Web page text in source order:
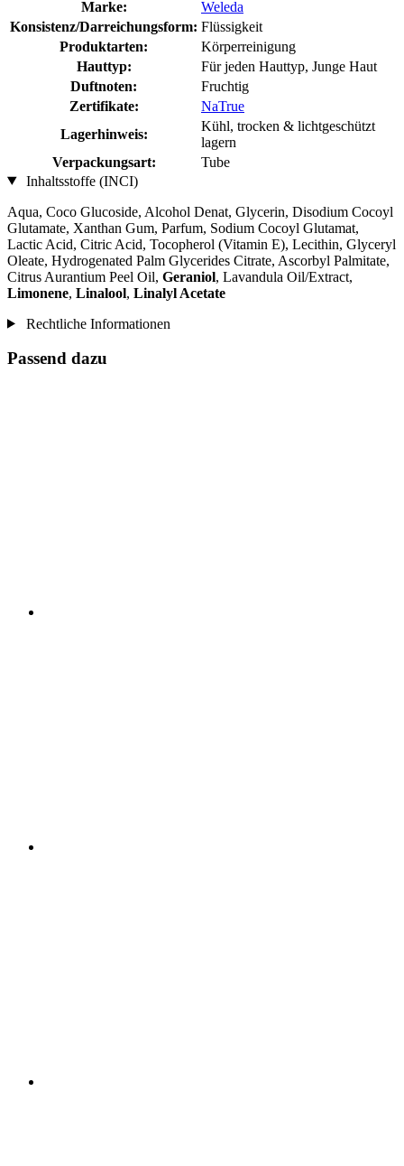
Marke:
Weleda
Konsistenz/Darreichungsform: Flüssigkeit
Produktarten:
Körperreinigung
Hauttyp:
Für jeden Hauttyp, Junge Haut
Duftnoten:
Fruchtig
Zertifikate:
NaTrue
Lagerhinweis:
Kühl, trocken & lichtgeschützt
lagern
Verpackungsart:
Tube
Inhaltsstoffe (INCI)
Aqua, Coco Glucoside, Alcohol Denat, Glycerin, Disodium Cocoyl
Glutamate, Xanthan Gum, Parfum, Sodium Cocoyl Glutamat,
Lactic Acid, Citric Acid, Tocopherol (Vitamin E), Lecithin, Glyceryl
Oleate, Hydrogenated Palm Glycerides Citrate, Ascorbyl Palmitate,
Citrus Aurantium Peel Oil, Geraniol, Lavandula Oil/Extract,
Limonene, Linalool, Linalyl Acetate
Rechtliche Informationen
Passend dazu